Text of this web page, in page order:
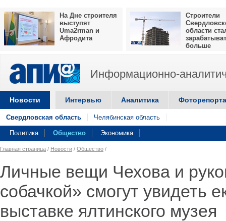
На Дне строителя
выступят
Uma2rman и
Афродита
Строители
области
больше
Информационно-
Новости Интервью Аналитика
Свердловская область Челябинская область
Политика Общество Экономика
Главная страница / Новости / Общество /
Личные вещи Чехова и
собачкой» смогут увидеть
выставке ялтинского музея